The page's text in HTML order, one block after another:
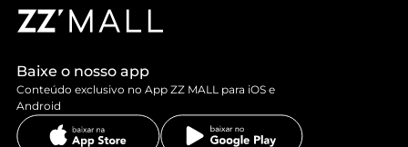
Baixe o nosso app
Conteúdo exclusivo no App ZZ MALL para iOS e
Android